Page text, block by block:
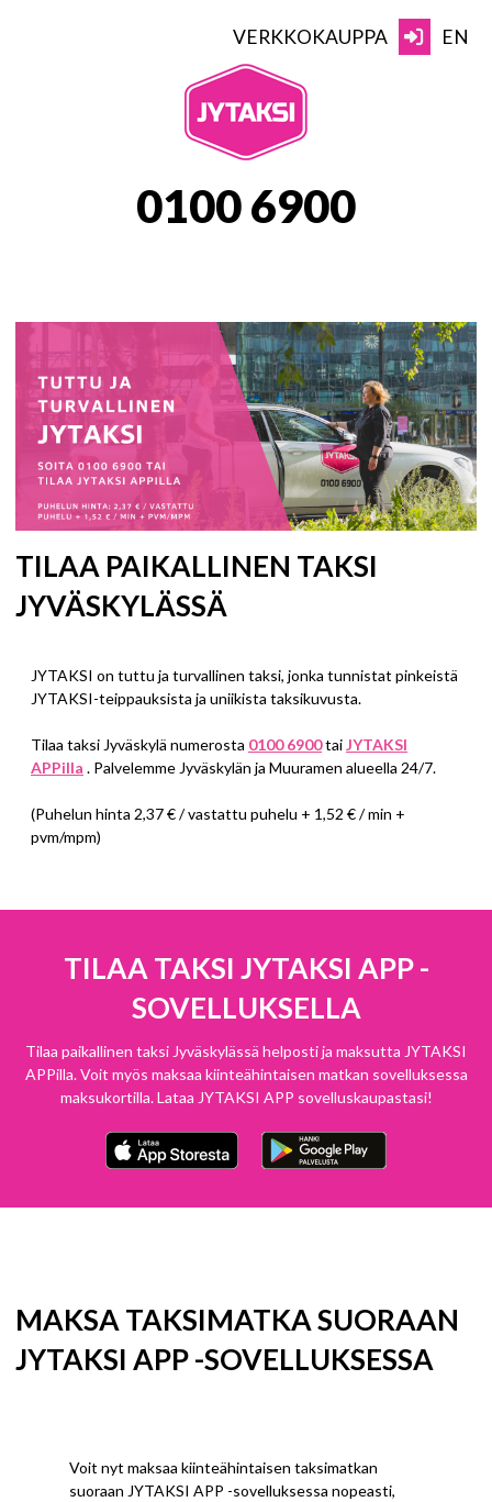
VERKKOKAUPPA EN
JYTAKSI
0100 6900
TILAA PAIKALLINEN TAKSI
JYVÄSKYLÄSSÄ
JYTAKSI on tuttu ja turvallinen taksi, jonka tunnistat pinkeistä
JYTAKSI-teippauksista ja uniikista taksikuvusta.
Tilaa taksi Jyväskylä numerosta 0100 6900taiJYTAKSI
APPilla . Palvelemme Jyväskylän ja Muuramen alueella 24/7.
(Puhelun hinta 2,37 € / vastattu puhelu + 1,52 € / min +
pvm/mpm)
TILAA TAKSI JYTAKSI APP -
SOVELLUKSELLA
Tilaa paikallinen taksi Jyväskylässä helposti ja maksutta JYTAKSI
APPilla. Voit myös maksaa kiinteähintaisen matkan sovelluksessa
maksukortilla. Lataa JYTAKSI APP sovelluskaupastasi!
MAKSA TAKSIMATKA SUORAAN
JYTAKSI APP -SOVELLUKSESSA
Voit nyt maksaa kiinteähintaisen taksimatkan
suoraan JYTAKSI APP -sovelluksessa nopeasti,